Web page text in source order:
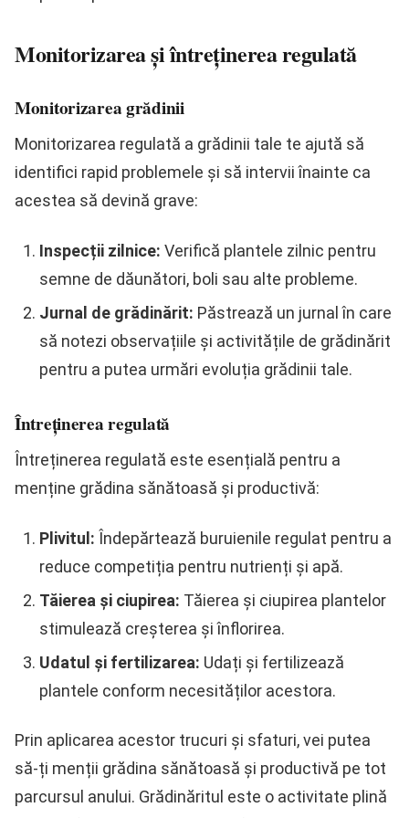
Monitorizarea și întreținerea regulată
Monitorizarea grădinii
Monitorizarea regulată a grădinii tale te ajută să
identifici rapid problemele și să intervii înainte ca
acestea să devină grave:
Inspecții zilnice: Verifică plantele zilnic pentru
semne de dăunători, boli sau alte probleme.
Jurnal de grădinărit: Păstrează un jurnal în care
să notezi observațiile și activitățile de grădinărit
pentru a putea urmări evoluția grădinii tale.
Întreținerea regulată
Întreținerea regulată este esențială pentru a
menține grădina sănătoasă și productivă:
Plivitul: Îndepărtează buruienile regulat pentru a
reduce competiția pentru nutrienți și apă.
Tăierea și ciupirea: Tăierea și ciupirea plantelor
stimulează creșterea și înflorirea.
Udatul și fertilizarea: Udați și fertilizează
plantele conform necesităților acestora.
Prin aplicarea acestor trucuri și sfaturi, vei putea
să-ți menții grădina sănătoasă și productivă pe tot
parcursul anului. Grădinăritul este o activitate plină